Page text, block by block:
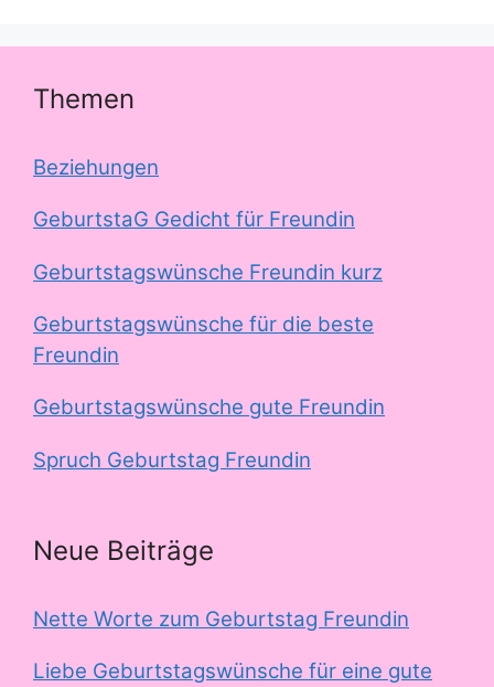
Themen
Beziehungen
GeburtstaG Gedicht für Freundin
Geburtstagswünsche Freundin kurz
Geburtstagswünsche für die beste
Freundin
Geburtstagswünsche gute Freundin
Spruch Geburtstag Freundin
Neue Beiträge
Nette Worte zum Geburtstag Freundin
Liebe Geburtstagswünsche für eine gute